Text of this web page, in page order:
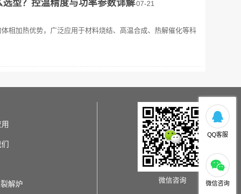
型？控温精度与功率参数详解
相加热优势，广泛应用于材料烧结、高温合成、热解催化等科
2026-07-21
解炉 微信咨询
QQ客服
微信咨询